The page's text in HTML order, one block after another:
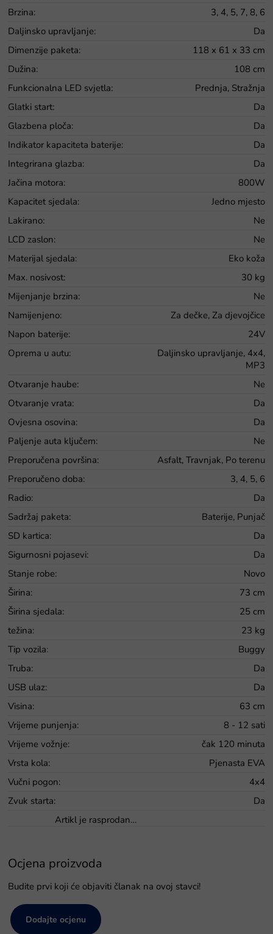
Brzina:
3, 4, 5, 7, 8, 6
Daljinsko upravljanje:
Da
Dimenzije paketa:
118 x 61 x 33 cm
Dužina:
108 cm
Funkcionalna LED svjetla:
Prednja, Stražnja
Glatki start:
Da
Glazbena ploča:
Da
Indikator kapaciteta baterije:
Da
Integrirana glazba:
Da
Jačina motora:
800W
Kapacitet sjedala:
Jedno mjesto
Lakirano:
Ne
LCD zaslon:
Ne
Materijal sjedala:
Eko koža
Max. nosivost:
30 kg
Mijenjanje brzina:
Ne
Namijenjeno:
Za dečke, Za djevojčice
Napon baterije:
24V
Oprema u autu:
Daljinsko upravljanje, 4x4,
MP3
Otvaranje haube:
Ne
Otvaranje vrata:
Da
Ovjesna osovina:
Da
Paljenje auta ključem:
Ne
Preporučena površina:
Asfalt, Travnjak, Po terenu
Preporučeno doba:
3, 4, 5, 6
Radio:
Da
Sadržaj paketa:
Baterije, Punjač
SD kartica:
Da
Sigurnosni pojasevi:
Da
Stanje robe:
Novo
Širina:
73 cm
Širina sjedala:
25 cm
težina:
23 kg
Tip vozila:
Buggy
Truba:
Da
USB ulaz:
Da
Visina:
63 cm
Vrijeme punjenja:
8 - 12 sati
Vrijeme vožnje:
čak 120 minuta
Vrsta kola:
Pjenasta EVA
Vučni pogon:
4x4
Zvuk starta:
Da
Artikl je rasprodan…
Ocjena proizvoda
Budite prvi koji će objaviti članak na ovoj stavci!
Dodajte ocjenu